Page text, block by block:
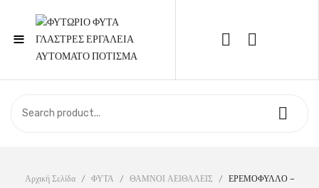
≡
Call Support: 210 6857844
ΣΧΕΤΙΚΆ ΜΕ ΕΜΆΣ
Αρχική Σελίδα / ΦΥΤΑ / ΘΑΜΝΟΙ ΑΕΙΘΑΛΕΙΣ / ΕΡΕΜΟΦΥΛΛΟ –